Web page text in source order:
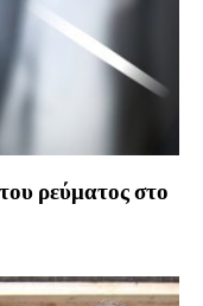
ρεύματος στο